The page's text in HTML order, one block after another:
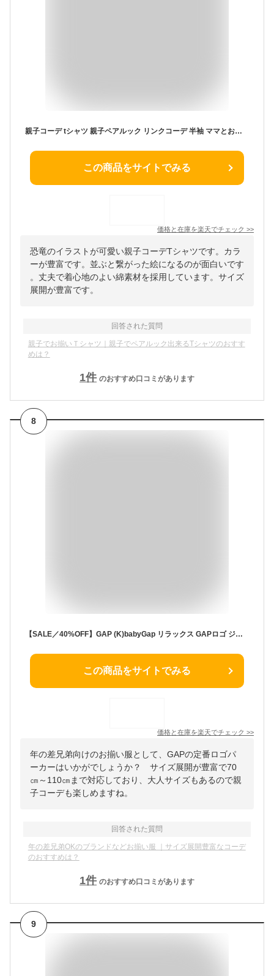
親子コーデ tシャツ 親子ペアルック リンクコーデ 半袖 ママとお揃い 親子でつながる 誕生日 記念日 恐竜 Tシャツ 綿 可愛い 親子お揃い 親子お揃いtシャツ バースデー 家族 おそろい プレゼント お揃い ペアtシャツ 親子ペア 実用的 大きいサイズ 送料無料
この商品をサイトでみる
価格と在庫を楽天でチェック >>
恐竜のイラストが可愛い親子コーデTシャツです。カラ
ーが豊富です。並ぶと繋がった絵になるのが面白いです
。丈夫で着心地のよい綿素材を採用しています。サイズ
展開が豊富です。
回答された質問
親子でお揃いＴシャツ｜親子でペアルック出来るTシャツのおすす
めは？
1件 のおすすめ口コミがあります
8
【SALE／40%OFF】GAP (K)babyGap リラックス GAPロゴ ジップアップパーカー ギャップ トップス パーカー・フーディー レッド グレー ネイビー
この商品をサイトでみる
価格と在庫を楽天でチェック >>
年の差兄弟向けのお揃い服として、GAPの定番ロゴパ
ーカーはいかがでしょうか？ サイズ展開が豊富で70
㎝～110㎝まで対応しており、大人サイズもあるので親
子コーデも楽しめますね。
回答された質問
年の差兄弟OKのブランドなどお揃い服 ｜サイズ展開豊富なコーデ
のおすすめは？
1件 のおすすめ口コミがあります
9